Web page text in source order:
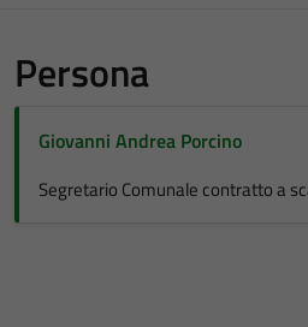
Persona
Giovanni Andrea Porcino
Segretario Comunale contratto a